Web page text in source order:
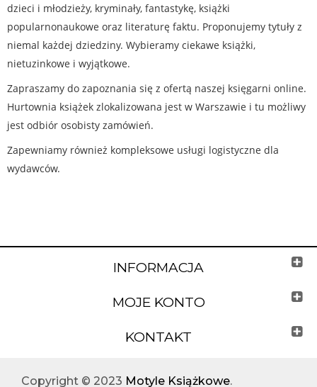
dzieci i młodzieży, kryminały, fantastykę, książki
popularnonaukowe oraz literaturę faktu. Proponujemy tytuły z
niemal każdej dziedziny. Wybieramy ciekawe książki,
nietuzinkowe i wyjątkowe.
Zapraszamy do zapoznania się z ofertą naszej księgarni online.
Hurtownia książek zlokalizowana jest w Warszawie i tu możliwy
jest odbiór osobisty zamówień.
Zapewniamy również kompleksowe usługi logistyczne dla
wydawców.
INFORMACJA
MOJE KONTO
KONTAKT
Copyright © 2023 Motyle Książkowe.